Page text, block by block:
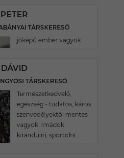
PETER
TÁRSKERESŐ
jóképű ember vagyok
DÁVID
TÁRSKERESŐ
Természetkedvelő,
egészség - tudatos, káros
szenvedélyektől mentes
vagyok. Imádok
kirándulni, sportolni.